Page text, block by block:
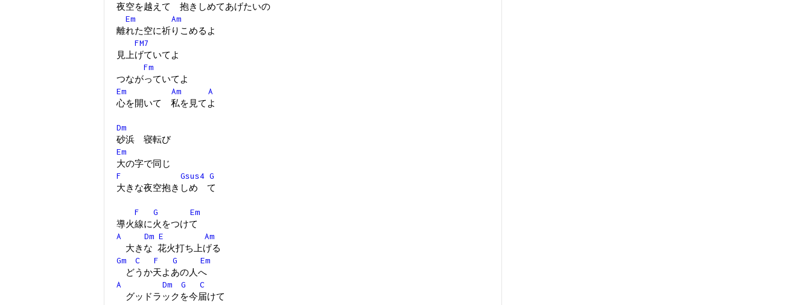
夜空を越えて 抱きしめてあげたいの
Em
Am
離れた空に祈りこめるよ
FM7
見上げていてよ
Fm
つながっていてよ
Em
Am
A
心を開いて 私を見てよ
Dm
砂浜 寝転び
Em
大の字で同じ
F
Gsus4 G
大きな夜空抱きしめ て
F G
Em
導火線に火をつけて
A
Dm E
Am
大きな 花火打ち上げる
Gm
C F G
Em
どうか天よあの人へ
A
Dm G
C
グッドラックを今届けて